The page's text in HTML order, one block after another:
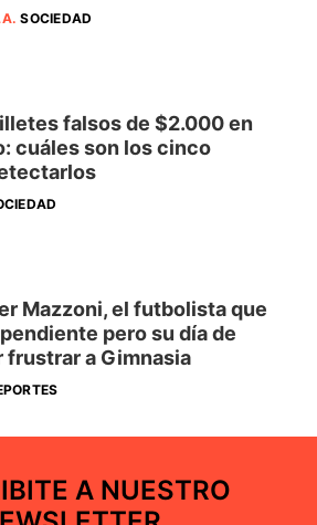
.SOCIEDAD
falsos de $2.000 en
cuáles son los cinco
Mazzoni, el futbolista que
pero su día de
frustrar a Gimnasia
A NUESTRO